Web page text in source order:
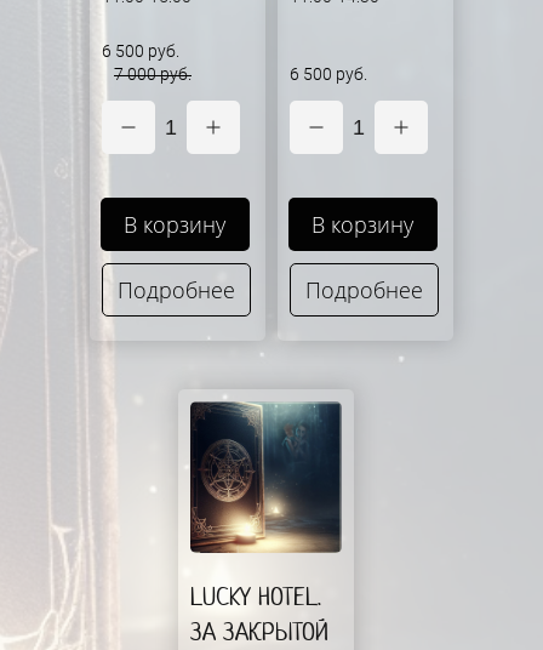
6 500 руб.
7 000 руб.
1
В корзину
Подробнее
6 500 руб.
1
В корзину
Подробнее
LUCKY HOTEL.
ЗА ЗАКРЫТОЙ